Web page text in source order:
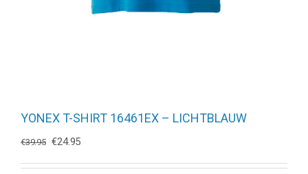
YONEX T-SHIRT 16461EX – LICHTBLAUW
€39.95 Oorspronkelijke
was:
€24.95Huidige
is: